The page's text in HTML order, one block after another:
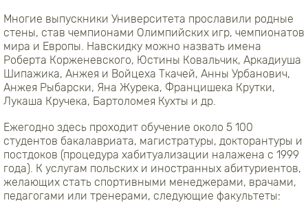
Многие выпускники Университета прославили родные
стены, став чемпионами Олимпийских игр, чемпионатов
мира и Европы. Навскидку можно назвать имена
Роберта Корженевского, Юстины Ковальчик, Аркадиуша
Шипажика, Анжея и Войцеха Ткачей, Анны Урбанович,
Анжея Рыбарски, Яна Журека, Францишека Крутки,
Лукаша Кручека, Бартоломея Кухты и др.
Ежегодно здесь проходит обучение около 5 100
студентов бакалавриата, магистратуры, докторантуры и
постдоков (процедура хабитуализации налажена с 1999
года). К услугам польских и иностранных абитуриентов,
желающих стать спортивными менеджерами, врачами,
педагогами или тренерами, следующие факультеты: